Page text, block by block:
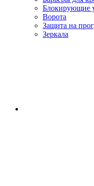
Блокирующие
Ворота
Защита на
Зеркала